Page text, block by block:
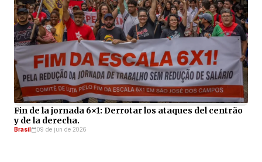
Fin de la jornada 6×1: Derrotar los ataques del centrão
y de la derecha.
Brasil 09 de jun de 2026